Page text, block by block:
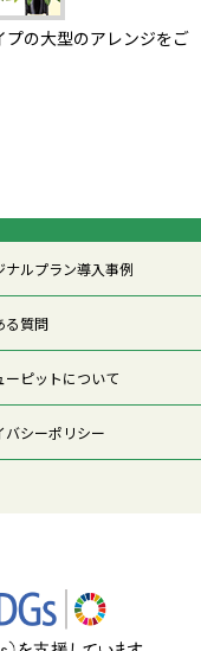
プの大型のアレンジをご
ナルプラン導入事例
る質問
ーピットについて
バシーポリシー
ページの先頭